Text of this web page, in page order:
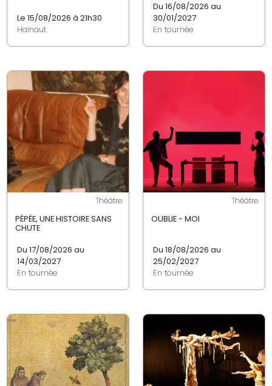
Le 15/08/2026 à 21h30
Hainaut
Du 16/08/2026 au
30/01/2027
En tournée
Théâtre
PÉPÉE, UNE HISTOIRE SANS
CHUTE
Du 17/08/2026 au
14/03/2027
En tournée
Théâtre
OUBLIE - MOI
Du 18/08/2026 au
25/02/2027
En tournée